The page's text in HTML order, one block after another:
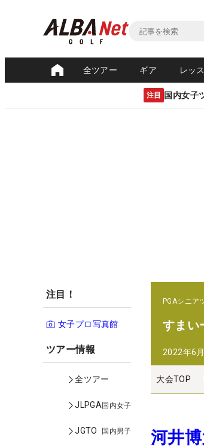
全ツアー ギア レッ
注目 国内女子
注目！
女子プロ写真館
ツアー情報
全ツアー
JLPGA国内女子
JGTO 国内男子
PGAシニア
すまい
2022年6
大会TOP
河井